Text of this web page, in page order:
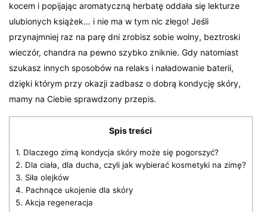
kocem i popijając aromatyczną herbatę oddała się lekturze
ulubionych książek… i nie ma w tym nic złego! Jeśli
przynajmniej raz na parę dni zrobisz sobie wolny, beztroski
wieczór, chandra na pewno szybko zniknie. Gdy natomiast
szukasz innych sposobów na relaks i naładowanie baterii,
dzięki którym przy okazji zadbasz o dobrą kondycję skóry,
mamy na Ciebie sprawdzony przepis.
Spis treści
1. Dlaczego zimą kondycja skóry może się pogorszyć?
2. Dla ciała, dla ducha, czyli jak wybierać kosmetyki na zimę?
3. Siła olejków
4. Pachnące ukojenie dla skóry
5. Akcja regeneracja